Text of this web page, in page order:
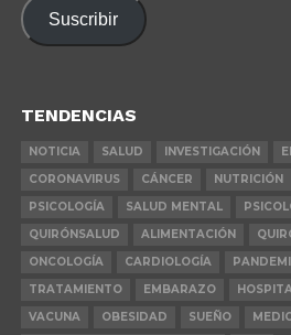
electrónico
Suscribir
TENDENCIAS
NOTICIA SALUD INVESTIGACIÓN
CORONAVIRUS
CÁNCER NUTRICIÓN
PSICOLOGÍA
SALUD MENTAL
QUIRÓNSALUD
ALIMENTACIÓN
ONCOLOGÍA
CARDIOLOGÍA
TRATAMIENTO
EMBARAZO
VACUNA
OBESIDAD SUEÑO